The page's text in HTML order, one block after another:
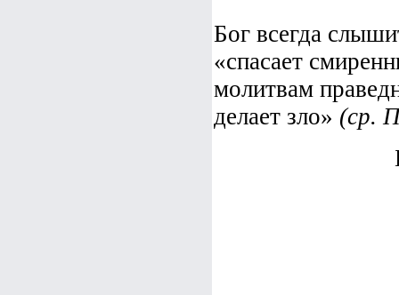
Бог всегда
«спасает
молитвам
делает зло» (ср.